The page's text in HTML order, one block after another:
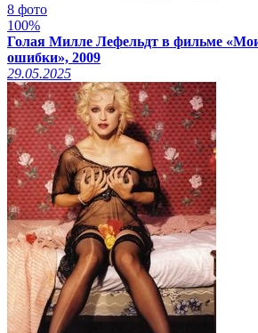
8 фото
100%
Голая Милле Лефельдт в фильме
ошибки», 2009
29.05.2025